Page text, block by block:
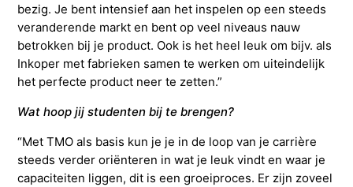
bezig. Je bent intensief aan het inspelen op een steeds
veranderende markt en bent op veel niveaus nauw
betrokken bij je product. Ook is het heel leuk om bijv. als
Inkoper met fabrieken samen te werken om uiteindelijk
het perfecte product neer te zetten.”
Wat hoop jij studenten bij te brengen?
“Met TMO als basis kun je je in de loop van je carrière
steeds verder oriënteren in wat je leuk vindt en waar je
capaciteiten liggen, dit is een groeiproces. Er zijn zoveel